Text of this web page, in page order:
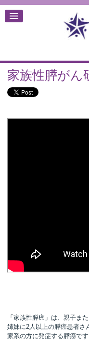
家族性膵がん
「家族性膵癌」は、親子ま
姉妹に2人以上の膵癌患者さ
家系の方に発症する膵癌です